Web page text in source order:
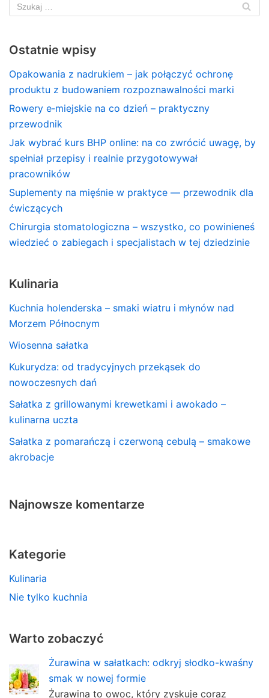
Ostatnie wpisy
Opakowania z nadrukiem – jak połączyć ochronę
produktu z budowaniem rozpoznawalności marki
Rowery e‑miejskie na co dzień – praktyczny
przewodnik
Jak wybrać kurs BHP online: na co zwrócić uwagę, by
spełniał przepisy i realnie przygotowywał
pracowników
Suplementy na mięśnie w praktyce — przewodnik dla
ćwiczących
Chirurgia stomatologiczna – wszystko, co powinieneś
wiedzieć o zabiegach i specjalistach w tej dziedzinie
Kulinaria
Kuchnia holenderska – smaki wiatru i młynów nad
Morzem Północnym
Wiosenna sałatka
Kukurydza: od tradycyjnych przekąsek do
nowoczesnych dań
Sałatka z grillowanymi krewetkami i awokado –
kulinarna uczta
Sałatka z pomarańczą i czerwoną cebulą – smakowe
akrobacje
Najnowsze komentarze
Kategorie
Kulinaria
Nie tylko kuchnia
Warto zobaczyć
Żurawina w sałatkach: odkryj słodko-kwaśny
smak w nowej formie
Żurawina to owoc, który zyskuje coraz